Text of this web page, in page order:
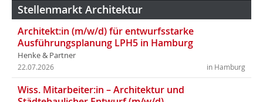
Stellenmarkt Architektur
Architekt:in (m/w/d) für entwurfsstarke
Ausführungsplanung LPH5 in Hamburg
Henke & Partner
in Hamburg
22.07.2026
Wiss. Mitarbeiter:in – Architektur und